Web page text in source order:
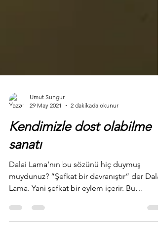
Umut Sungur
29 May 2021
2 dakikada okunur
Kendimizle dost olabilme
sanatı
Dalai Lama’nın bu sözünü hiç duymuş
Lama. Yani şefkat bir eylem içerir. Bu
durumda...